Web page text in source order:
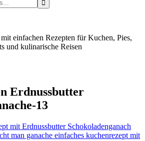
einfachen Rezepten für Kuchen, Pies,
und kulinarische Reisen
Erdnussbutter
13